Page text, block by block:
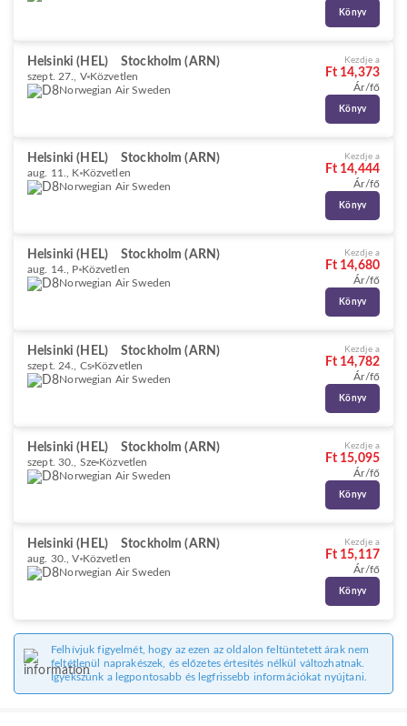
Könyv
Helsinki (HEL) Stockholm (ARN)
szept. 27., V Közvetlen
Norwegian Air Sweden
Kezdje a
Ft 14,373
Ár/fő
Könyv
Helsinki (HEL) Stockholm (ARN)
aug. 11., K Közvetlen
Norwegian Air Sweden
Kezdje a
Ft 14,444
Ár/fő
Könyv
Helsinki (HEL) Stockholm (ARN)
aug. 14., P Közvetlen
Norwegian Air Sweden
Kezdje a
Ft 14,680
Ár/fő
Könyv
Helsinki (HEL) Stockholm (ARN)
szept. 24., Cs Közvetlen
Norwegian Air Sweden
Kezdje a
Ft 14,782
Ár/fő
Könyv
Helsinki (HEL) Stockholm (ARN)
szept. 30., Sze Közvetlen
Norwegian Air Sweden
Kezdje a
Ft 15,095
Ár/fő
Könyv
Helsinki (HEL) Stockholm (ARN)
aug. 30., V Közvetlen
Norwegian Air Sweden
Kezdje a
Ft 15,117
Ár/fő
Könyv
Felhívjuk figyelmét, hogy az ezen az oldalon feltüntetett árak nem
feltétlenül naprakészek, és előzetes értesítés nélkül változhatnak.
Igyekszünk a legpontosabb és legfrissebb információkat nyújtani.